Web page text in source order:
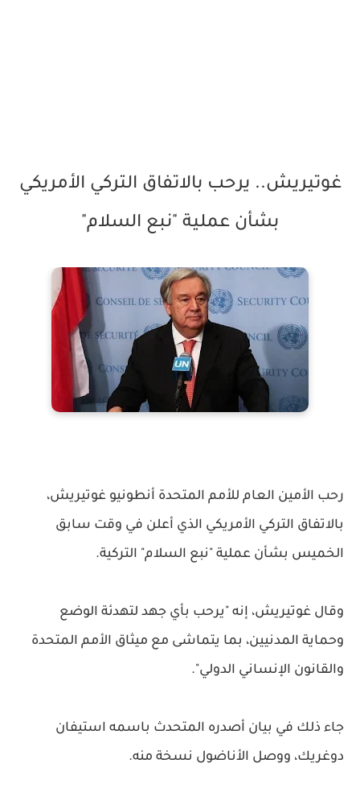
غوتيريش.. يرحب بالاتفاق التركي الأمريكي
بشأن عملية "نبع السلام"
رحب الأمين العام للأمم المتحدة أنطونيو غوتيريش،
بالاتفاق التركي الأمريكي الذي أعلن في وقت سابق
الخميس بشأن عملية "نبع السلام" التركية.
وقال غوتيريش، إنه "يرحب بأي جهد لتهدئة الوضع
وحماية المدنيين، بما يتماشى مع ميثاق الأمم المتحدة
والقانون الإنساني الدولي".
جاء ذلك في بيان أصدره المتحدث باسمه استيفان
دوغريك، ووصل الأناضول نسخة منه.